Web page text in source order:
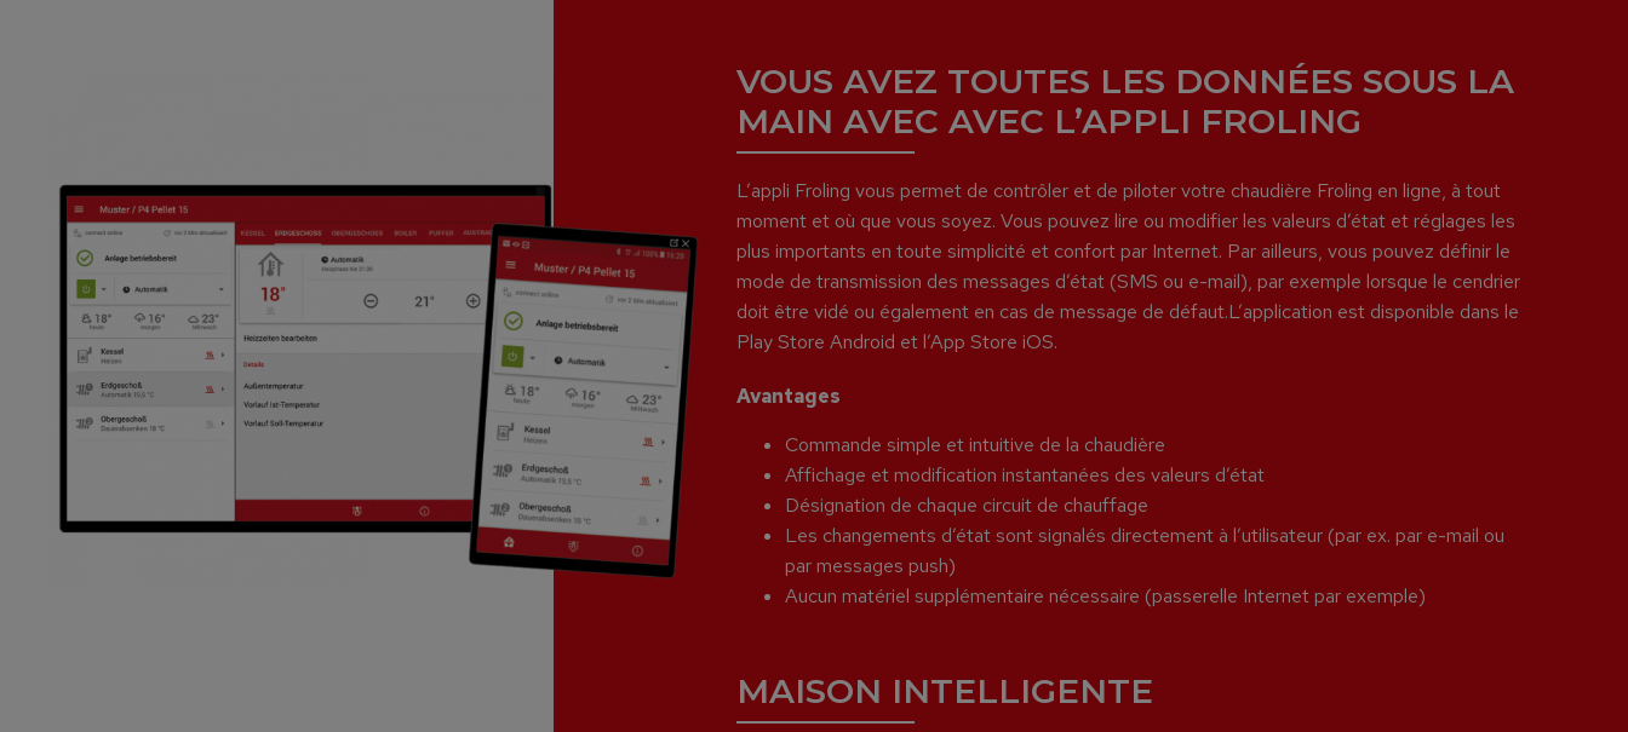
VOUS AVEZ TOUTES LES DONNÉES SOUS LA
MAIN AVEC AVEC L’APPLI FROLING
L’appli Froling vous permet de contrôler et de piloter votre chaudière Froling en ligne, à tout
moment et où que vous soyez. Vous pouvez lire ou modifier les valeurs d’état et réglages les
plus importants en toute simplicité et confort par Internet. Par ailleurs, vous pouvez définir le
mode de transmission des messages d’état (SMS ou e-mail), par exemple lorsque le cendrier
doit être vidé ou également en cas de message de défaut.L’application est disponible dans le
Play Store Android et l’App Store iOS.
Avantages
Commande simple et intuitive de la chaudière
Affichage et modification instantanées des valeurs d’état
Désignation de chaque circuit de chauffage
Les changements d’état sont signalés directement à l’utilisateur (par ex. par e-mail ou
par messages push)
Aucun matériel supplémentaire nécessaire (passerelle Internet par exemple)
MAISON INTELLIGENTE